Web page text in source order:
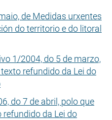
de Medidas urxentes
do territorio e do litoral
1/2004, do 5 de marzo,
refundido da Lei do
do 7 de abril, polo que
refundido da Lei do